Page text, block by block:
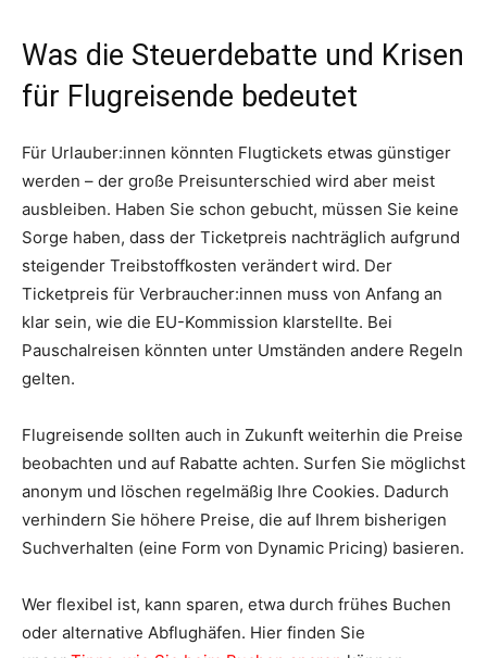
Was die Steuerdebatte und Krisen
für Flugreisende bedeutet
Für Urlauber:innen könnten Flugtickets etwas günstiger
werden – der große Preisunterschied wird aber meist
ausbleiben. Haben Sie schon gebucht, müssen Sie keine
Sorge haben, dass der Ticketpreis nachträglich aufgrund
steigender Treibstoffkosten verändert wird. Der
Ticketpreis für Verbraucher:innen muss von Anfang an
klar sein, wie die EU-Kommission klarstellte. Bei
Pauschalreisen könnten unter Umständen andere Regeln
gelten.
Flugreisende sollten auch in Zukunft weiterhin die Preise
beobachten und auf Rabatte achten. Surfen Sie möglichst
anonym und löschen regelmäßig Ihre Cookies. Dadurch
verhindern Sie höhere Preise, die auf Ihrem bisherigen
Suchverhalten (eine Form von Dynamic Pricing) basieren.
Wer flexibel ist, kann sparen, etwa durch frühes Buchen
oder alternative Abflughäfen. Hier finden Sie